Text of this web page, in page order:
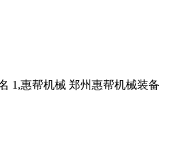
1,惠帮机械 郑州惠帮机械装备